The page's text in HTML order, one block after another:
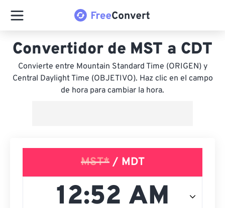
Convertidor de MST a CDT
Convierte entre Mountain Standard Time (ORIGEN) y
Central Daylight Time (OBJETIVO). Haz clic en el campo
de hora para cambiar la hora.
MST*/ MDT